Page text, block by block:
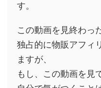
す。
この動画を見終わっ
独占的に物販アフィ
ますが、
もし、この動画を見